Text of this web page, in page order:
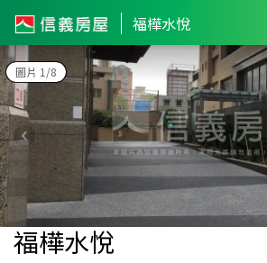
福樺水悅
圖片 1/8
福樺水悅